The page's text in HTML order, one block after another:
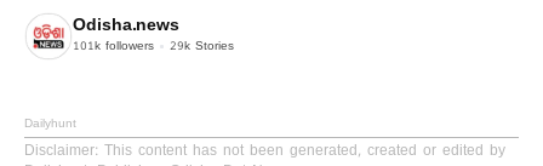
Odisha.news
101k followers 29k Stories
Dailyhunt
Disclaimer: This content has not been generated, created or edited by